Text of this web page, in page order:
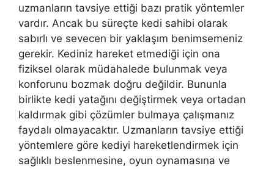
uzmanların tavsiye ettiği bazı pratik yöntemler
vardır. Ancak bu süreçte kedi sahibi olarak
sabırlı ve sevecen bir yaklaşım benimsemeniz
gerekir. Kediniz hareket etmediği için ona
fiziksel olarak müdahalede bulunmak veya
konforunu bozmak doğru değildir. Bununla
birlikte kedi yatağını değiştirmek veya ortadan
kaldırmak gibi çözümler bulmaya çalışmanız
faydalı olmayacaktır. Uzmanların tavsiye ettiği
yöntemlere göre kediyi hareketlendirmek için
sağlıklı beslenmesine, oyun oynamasına ve